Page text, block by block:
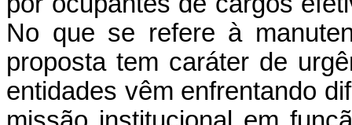
No que se refere à
proposta tem caráter de
entidades vêm enfrentando